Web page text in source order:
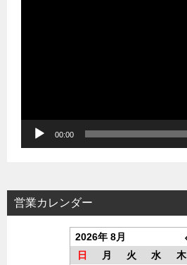
00:00
営業カレンダー
2026年 8月
日
月 火 水 木